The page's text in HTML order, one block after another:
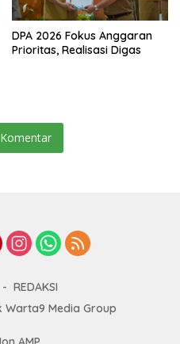
DPA 2026 Fokus Anggaran
Prioritas, Realisasi Digas
REDAKSI
Warta9 Media Group